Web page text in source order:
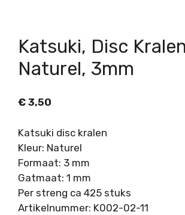
Katsuki, Disc
Naturel, 3mm
€ 3,50
Katsuki disc kralen
Kleur: Naturel
Formaat: 3 mm
Gatmaat: 1 mm
Per streng ca 425 stuks
Artikelnummer: K002-02-11